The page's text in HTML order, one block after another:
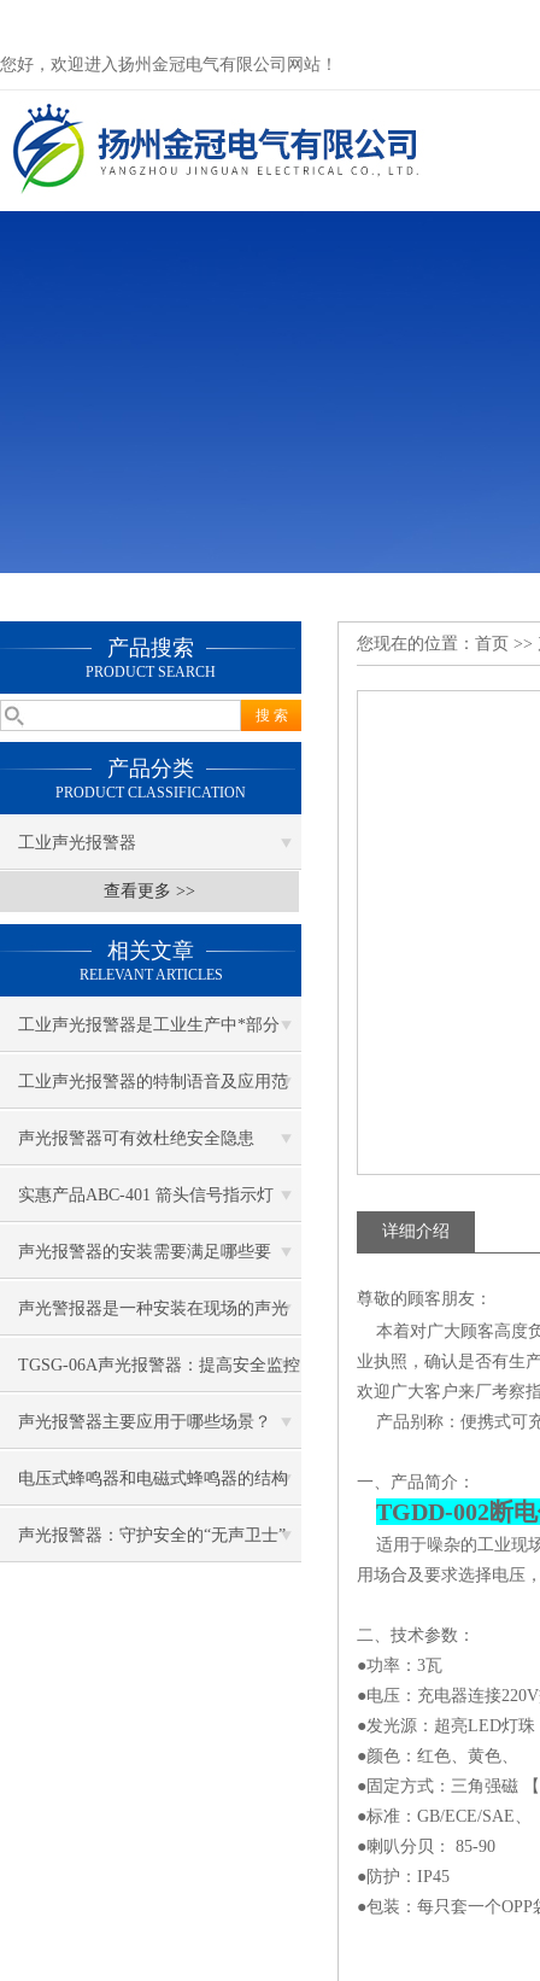
您好，欢迎进入扬州金冠电气有限公司网站！
产品搜索
PRODUCT SEARCH
产品分类
PRODUCT CLASSIFICATION
工业声光报警器
查看更多 >>
相关文章
RELEVANT ARTICLES
工业声光报警器是工业生产中*部分
工业声光报警器的特制语音及应用范
围
声光报警器可有效杜绝安全隐患
实惠产品ABC-401 箭头信号指示灯
声光报警器的安装需要满足哪些要
求？
声光警报器是一种安装在现场的声光
报警设备
TGSG-06A声光报警器：提高安全监控
效率的智能报警设备
声光报警器主要应用于哪些场景？
电压式蜂鸣器和电磁式蜂鸣器的结构
原理有什么不同
声光报警器：守护安全的“无声卫士”
您现在的位置： 首页 >>
详细介绍
尊敬的顾客朋友：
本着对广大顾客高度
业执照，确认是否有生
欢迎广大客户来厂考察
产品别称：便携式可
一、产品简介：
TGDD-002断
适用于噪杂的工业现
用场合及要求选择电压
二、技术参数：
●功率：3瓦
●电压：充电器连接
●发光源：超亮LED灯珠
●颜色：红色、黄色、
●固定方式：三角强磁
●标准：GB/ECE/SAE、
●喇叭分贝： 85-90
●防护：IP45
●包装：每只套一个